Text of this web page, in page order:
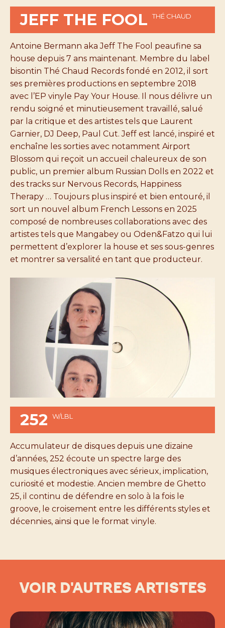
JEFF THE FOOLTHÉ CHAUD
Antoine Bermann aka Jeff The Fool peaufine sa
house depuis 7 ans maintenant. Membre du label
bisontin Thé Chaud Records fondé en 2012, il sort
ses premières productions en septembre 2018
avec l’EP vinyle Pay Your House. Il nous délivre un
rendu soigné et minutieusement travaillé, salué
par la critique et des artistes tels que Laurent
Garnier, DJ Deep, Paul Cut. Jeff est lancé, inspiré et
enchaîne les sorties avec notamment Airport
Blossom qui reçoit un accueil chaleureux de son
public, un premier album Russian Dolls en 2022 et
des tracks sur Nervous Records, Happiness
Therapy … Toujours plus inspiré et bien entouré, il
sort un nouvel album French Lessons en 2025
composé de nombreuses collaborations avec des
artistes tels que Mangabey ou Oden&Fatzo qui lui
permettent d’explorer la house et ses sous-genres
et montrer sa versalité en tant que producteur.
252 W/LBL
Accumulateur de disques depuis une dizaine
d’années, 252 écoute un spectre large des
musiques électroniques avec sérieux, implication,
curiosité et modestie. Ancien membre de Ghetto
25, il continu de défendre en solo à la fois le
groove, le croisement entre les différents styles et
décennies, ainsi que le format vinyle.
VOIR D'AUTRES ARTISTES